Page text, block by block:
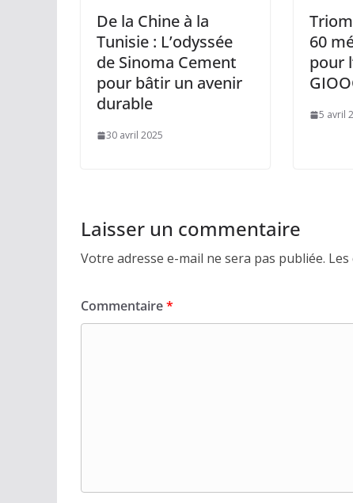
De la Chine à la
Tunisie : L’odyssée
de Sinoma Cement
pour bâtir un avenir
durable
30 avril 2025
60
pour
5 avril
Laisser un commentaire
Votre adresse e-mail ne sera pas publiée.
Commentaire*